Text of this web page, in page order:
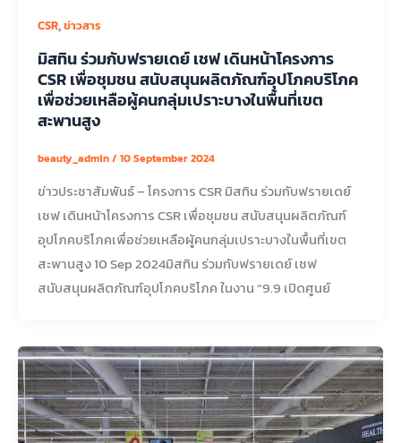
CSR,ข่าวสาร
มิสทิน ร่วมกับฟรายเดย์ เชฟ เดินหน้าโครงการ
CSR เพื่อชุมชน สนับสนุนผลิตภัณฑ์อุปโภคบริโภค
เพื่อช่วยเหลือผู้คนกลุ่มเปราะบางในพื้นที่เขต
สะพานสูง
beauty_admin/ 10 September 2024
ข่าวประชาสัมพันธ์ – โครงการ CSR มิสทิน ร่วมกับฟรายเดย์
เชฟ เดินหน้าโครงการ CSR เพื่อชุมชน สนับสนุนผลิตภัณฑ์
อุปโภคบริโภคเพื่อช่วยเหลือผู้คนกลุ่มเปราะบางในพื้นที่เขต
สะพานสูง 10 Sep 2024มิสทิน ร่วมกับฟรายเดย์ เชฟ
สนับสนุนผลิตภัณฑ์อุปโภคบริโภค ในงาน “9.9 เปิดศูนย์